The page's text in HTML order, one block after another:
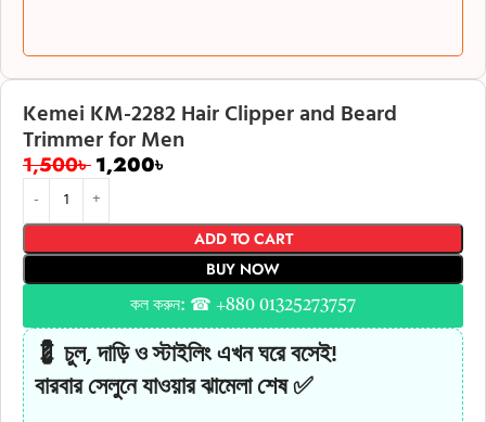
Kemei KM-2282 Hair Clipper and Beard
Trimmer for Men
1,500৳1,200৳
ADD TO CART
BUY NOW
কল করুন: ☎ +880 01325273757
💈 চুল, দাড়ি ও স্টাইলিং এখন ঘরে বসেই!
বারবার সেলুনে যাওয়ার ঝামেলা শেষ ✅